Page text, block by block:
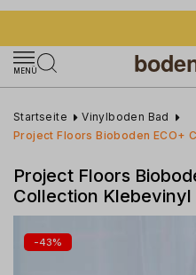
MENÜ
Startseite
Vinylboden Bad
Project Floors Bioboden ECO+
Project Floors
Collection Klebevinyl
-43%